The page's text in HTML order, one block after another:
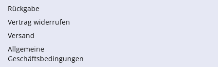
Rückgabe
Vertrag widerrufen
Versand
Allgemeine
Geschäftsbedingungen